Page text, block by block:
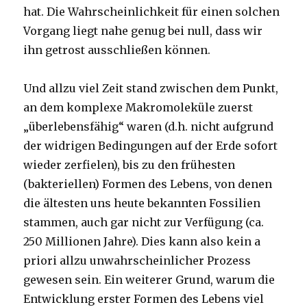
hat. Die Wahrscheinlichkeit für einen solchen
Vorgang liegt nahe genug bei null, dass wir
ihn getrost ausschließen können.
Und allzu viel Zeit stand zwischen dem Punkt,
an dem komplexe Makromoleküle zuerst
„überlebensfähig“ waren (d.h. nicht aufgrund
der widrigen Bedingungen auf der Erde sofort
wieder zerfielen), bis zu den frühesten
(bakteriellen) Formen des Lebens, von denen
die ältesten uns heute bekannten Fossilien
stammen, auch gar nicht zur Verfügung (ca.
250 Millionen Jahre). Dies kann also kein a
priori allzu unwahrscheinlicher Prozess
gewesen sein. Ein weiterer Grund, warum die
Entwicklung erster Formen des Lebens viel